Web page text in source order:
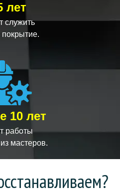
лет
служить
покрытие.
10 лет
работы
мастеров.